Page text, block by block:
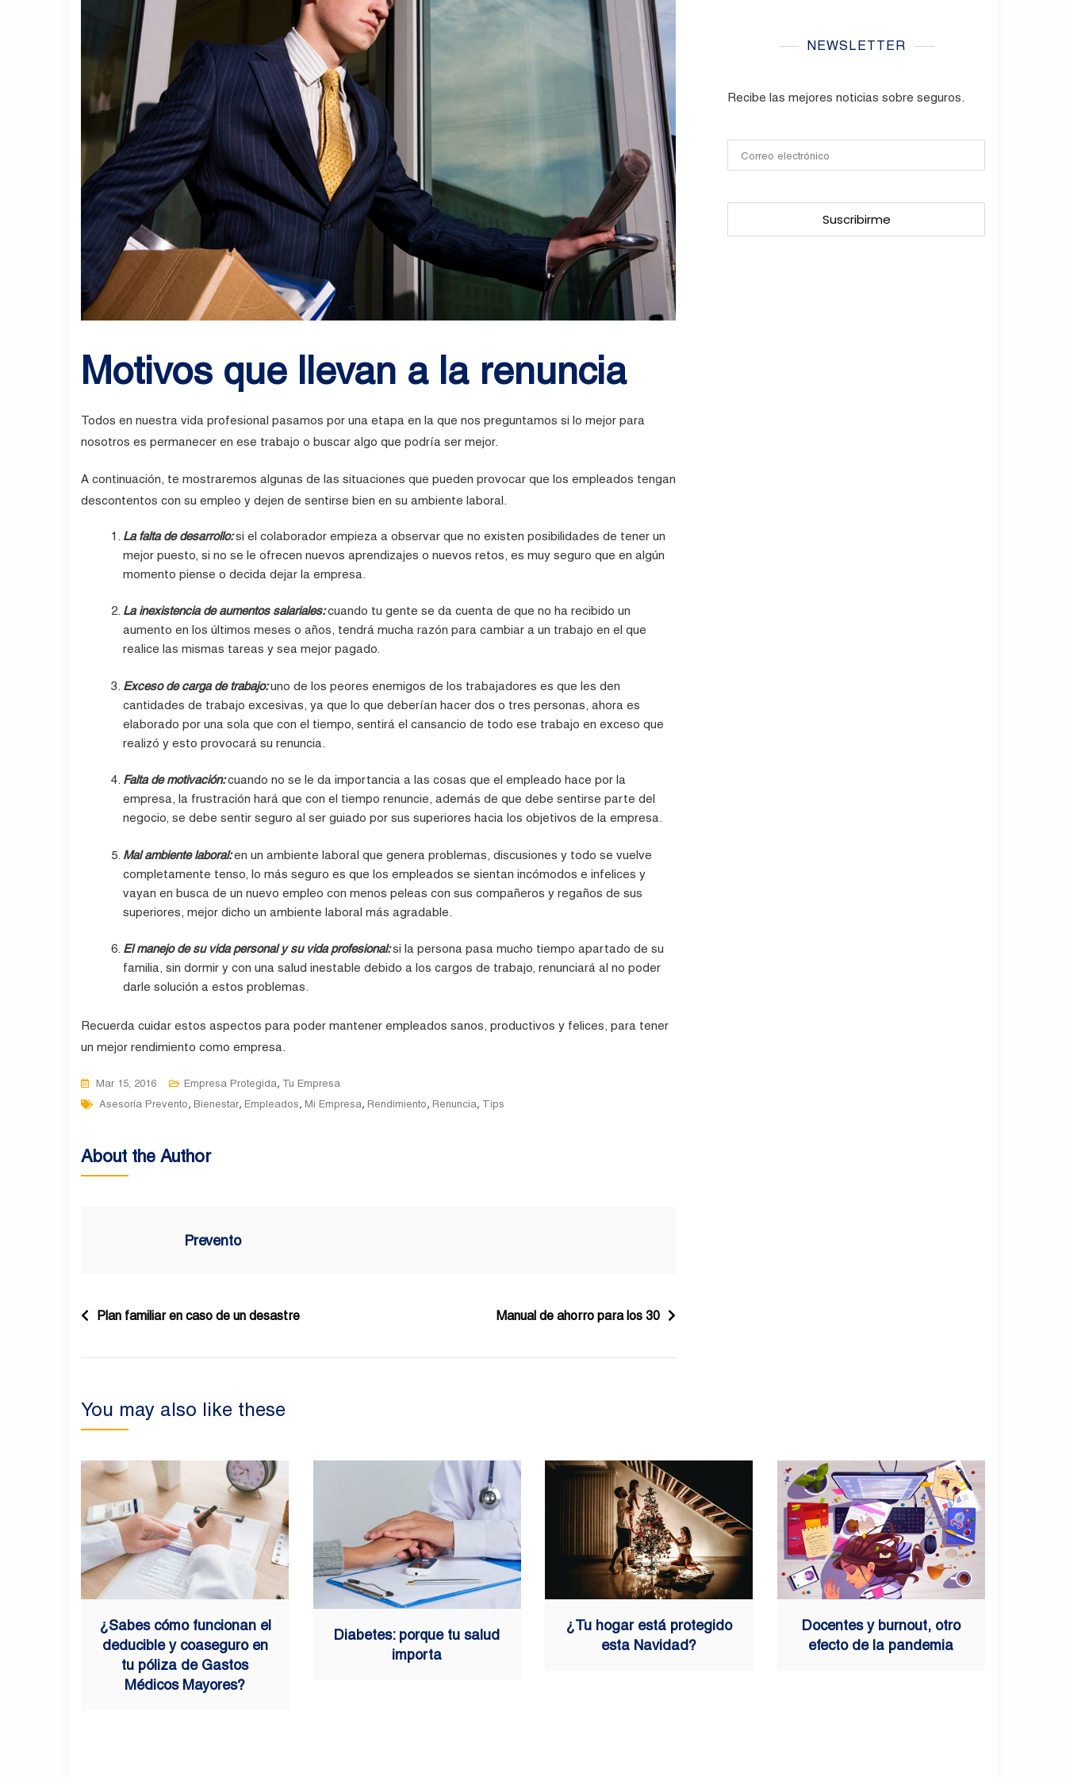
Motivos que llevan a la renuncia
Todos en nuestra vida profesional pasamos por una etapa en la que nos preguntamos si lo mejor para
nosotros es permanecer en ese trabajo o buscar algo que podría ser mejor.
A continuación, te mostraremos algunas de las situaciones que pueden provocar que los empleados tengan
descontentos con su empleo y dejen de sentirse bien en su ambiente laboral.
La falta de desarrollo:si el colaborador empieza a observar que no existen posibilidades de tener un
mejor puesto, si nose le ofrecen nuevos aprendizajes o nuevos retos, es muy seguro que en algún
momento piense o decida dejar la empresa.
La inexistencia de aumentos salariales:cuando tu gente se da cuenta de que no ha recibido un
aumento en los últimos meses o años, tendrá mucha razón para cambiar a un trabajo en el que
realice las mismas tareas y sea mejor pagado.
Exceso de carga de trabajo:uno de los peores enemigos de los trabajadores esque les den
cantidades de trabajo excesivas, ya quelo quedeberían hacer dos o tres personas, ahora es
elaborado por una sola que con el tiempo, sentirá el cansancio de todo ese trabajo en exceso que
realizó y esto provocará su renuncia.
Falta de motivación:cuando no se le da importancia a las cosas que el empleado hace por la
empresa, la frustración hará que con el tiempo renuncie, además de que debe sentirse parte del
negocio, se debe sentir seguro al ser guiado por sus superiores hacia los objetivos de la empresa.
Mal ambiente laboral:en un ambiente laboral que genera problemas, discusiones y todo se vuelve
completamente tenso, lo más seguro esque los empleados se sientan incómodos e infelices y
vayan en busca de un nuevo empleo con menos peleas con sus compañeros y regaños de sus
superiores, mejor dicho un ambiente laboral más agradable.
El manejo de su vida personal y su vida profesional:si la persona pasa mucho tiempo apartado de su
familia, sin dormir y con una salud inestable debido a los cargos de trabajo,renunciará al no poder
darle solución a estos problemas.
Recuerda cuidar estos aspectos para poder mantener empleados sanos, productivos y felices, para tener
un mejor rendimiento como empresa.
Mar 15, 2016 Empresa Protegida, Tu Empresa
Tags
Asesoría Prevento, Bienestar, Empleados, Mi Empresa, Rendimiento, Renuncia, Tips
About the Author
Prevento
Navegación
Plan familiar en caso de un desastre Manual de ahorro para los 30
NEWSLETTER
Recibe las mejores noticias sobre seguros.
You may also like these
¿Sabes cómo funcionan el
deducible y coaseguro en
tu póliza de Gastos
Médicos Mayores?
Diabetes: porque tu salud
importa
¿Tu hogar está protegido
esta Navidad?
Docentes y burnout, otro
efecto de la pandemia